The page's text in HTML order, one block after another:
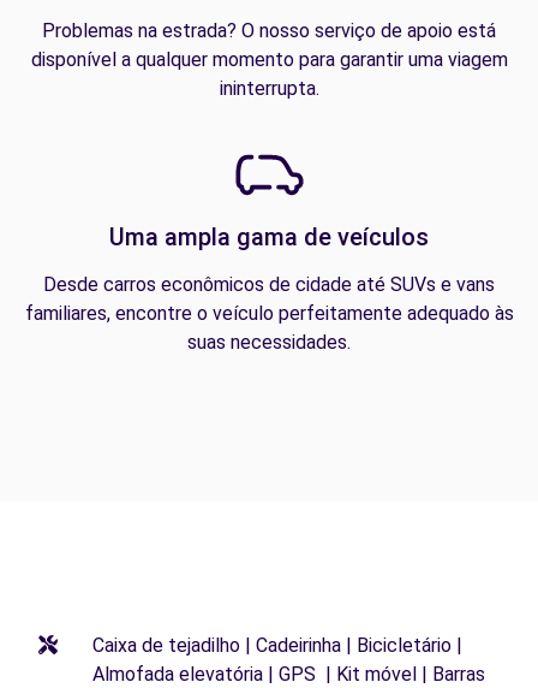
Problemas na estrada? O nosso serviço de apoio está
disponível a qualquer momento para garantir uma viagem
ininterrupta.
Uma ampla gama de veículos
Desde carros econômicos de cidade até SUVs e vans
familiares, encontre o veículo perfeitamente adequado às
suas necessidades.
Caixa de tejadilho | Cadeirinha | Bicicletário |
Almofada elevatória | GPS | Kit móvel | Barras